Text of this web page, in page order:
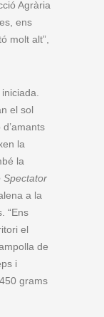
Agrària
ens
molt alt”,
el sol
la
la
Spectator
a la
“Ens
el
de
i
grams